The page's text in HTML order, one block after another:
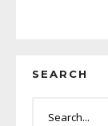
SEARCH